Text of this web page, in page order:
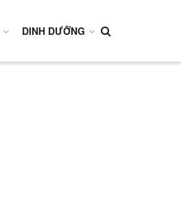
DINH DƯỠNG